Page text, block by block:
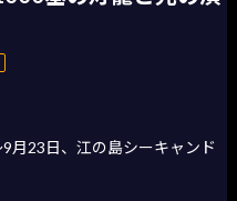
月23日、江の島シーキャンド